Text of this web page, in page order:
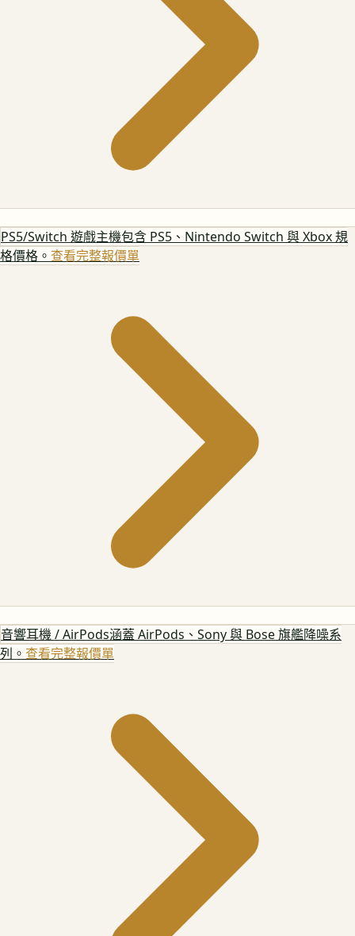
PS5/Switch 遊戲主機包含 PS5、Nintendo Switch 與 Xbox 規
格價格。 查看完整報價單
音響耳機 / AirPods涵蓋 AirPods、Sony 與 Bose 旗艦降噪系
列。 查看完整報價單